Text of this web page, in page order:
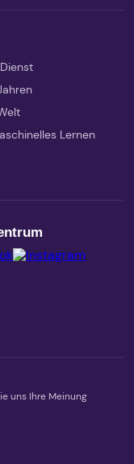
Lernen
uns Ihre Meinung